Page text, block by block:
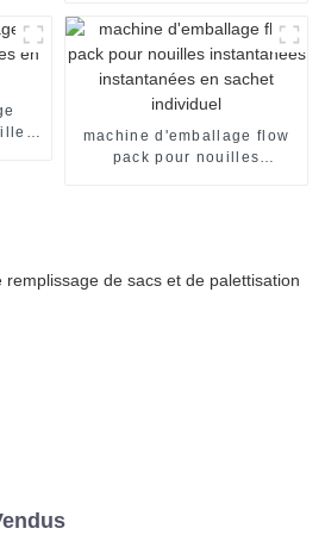
machine d'emballage flow
pack pour nouilles